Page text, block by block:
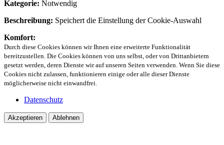
Kategorie: Notwendig
Beschreibung: Speichert die Einstellung der Cookie-Auswahl
Komfort:
Durch diese Cookies können wir Ihnen eine erweiterte Funktionalität
bereitzustellen. Die Cookies können von uns selbst, oder von Drittanbietern
gesetzt werden, deren Dienste wir auf unseren Seiten verwenden. Wenn Sie diese
Cookies nicht zulassen, funktionieren einige oder alle dieser Dienste
möglicherweise nicht einwandfrei.
Datenschutz
Akzeptieren Ablehnen